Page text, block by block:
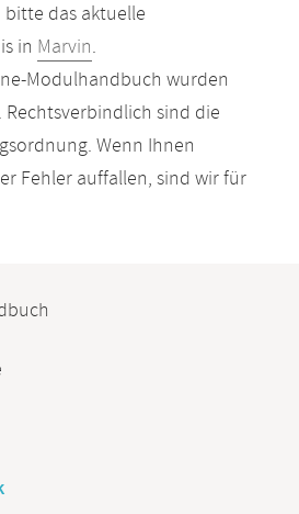
bitte das aktuelle
in Marvin.
Modulhandbuch wurden
sind die
Wenn Ihnen
Fehler auffallen, sind wir für